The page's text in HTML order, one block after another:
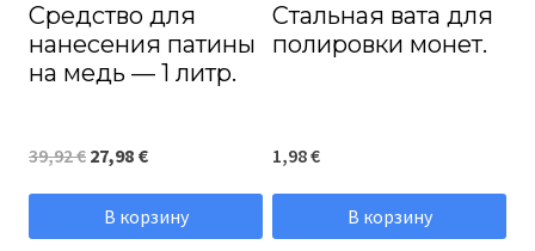
Средство для
нанесения патины
на медь — 1 литр.
39,92€ Первоначальная
цена
составляла
27,98 €Текущая
цена:
27,98 €.
В корзину
Стальная вата для
полировки монет.
1,98€
В корзину